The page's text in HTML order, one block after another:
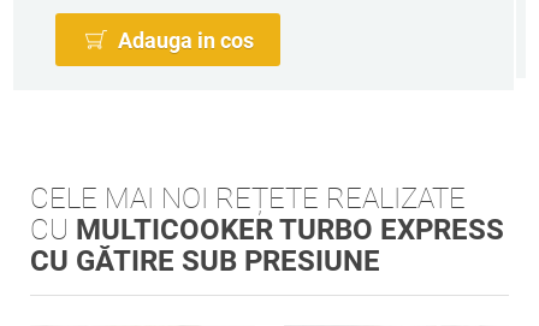
Adauga in cos
CELE MAI NOI REȚETE REALIZATE
CU MULTICOOKER TURBO EXPRESS
CU GĂTIRE SUB PRESIUNE